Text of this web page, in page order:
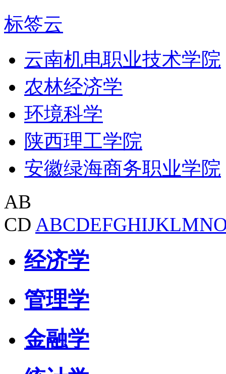
标签云
云南机电职业技术学院
农林经济学
环境科学
陕西理工学院
安徽绿海商务职业学院
AB
CD ABCDEFGHIJKLMN
经济学
管理学
金融学